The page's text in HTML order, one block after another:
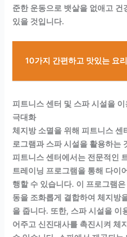
준한 운동으로 뱃살을 없애고 건
있을 것입니다.
10가지 간편하고 맛있는 요
피트니스 센터 및 스파 시설을
극대화
체지방 소멸을 위해 피트니스 센
로그램과 스파 시설을 활용하는
피트니스 센터에서는 전문적인
트레이닝 프로그램을 통해 다이
행할 수 있습니다. 이 프로그램
동을 조화롭게 결합하여 체지방
을 줍니다. 또한, 스파 시설을 이
어주고 신진대사를 촉진시켜 체